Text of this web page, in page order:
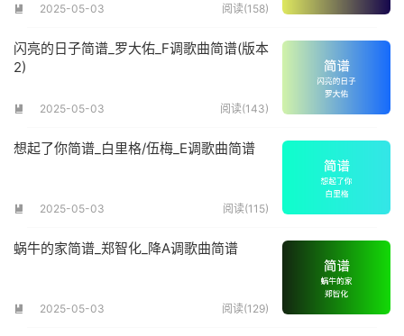
 2025-05-03 阅读(158)
闪亮的日子简谱_罗大佑_F调歌曲简谱(版本
2)
 2025-05-03 阅读(143)
想起了你简谱_白里格/伍梅_E调歌曲简谱
 2025-05-03 阅读(115)
蜗牛的家简谱_郑智化_降A调歌曲简谱
 2025-05-03 阅读(129)